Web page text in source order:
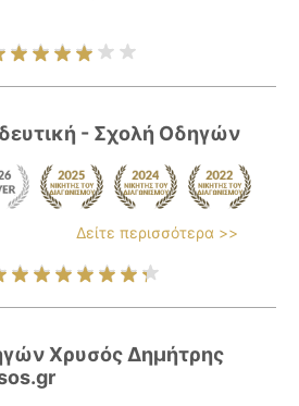
- Σχολή Οδηγών
Δείτε περισσότερα >>
Χρυσός Δημήτρης